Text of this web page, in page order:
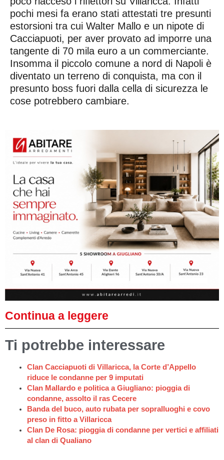
pochi mesi fa erano stati attestati tre presunti
estorsioni tra cui Walter Mallo e un nipote di
Cacciapuoti, per aver provato ad imporre una
tangente di 70 mila euro a un commerciante.
Insomma il piccolo comune a nord di Napoli è
diventato un terreno di conquista, ma con il
presunto boss fuori dalla cella di sicurezza le
cose potrebbero cambiare.
Continua a leggere
Ti potrebbe interessare
Clan Cacciapuoti di Villaricca, la Corte d’Appello
riduce le condanne per 9 imputati
Clan Mallardo e politica a Giugliano: pioggia di
condanne, assolto il ras Cecere
Banda del buco, auto rubata per sopralluoghi e covo
preso in fitto a Villaricca
Clan De Rosa: pioggia di condanne per vertici e affiliati
al clan di Qualiano